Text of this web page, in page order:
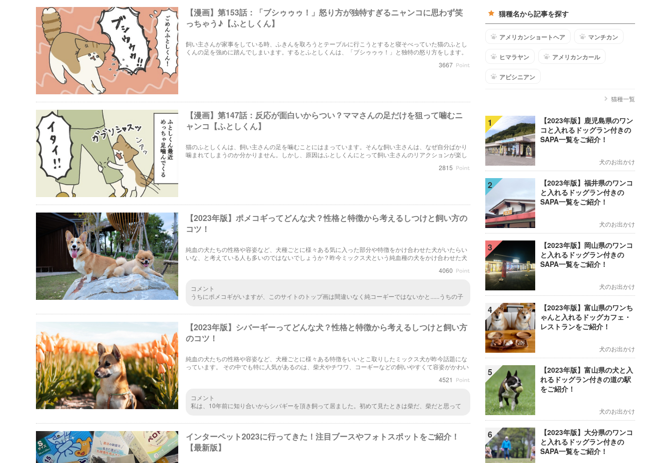
【漫画】第153話：「ブシゥゥゥ！」怒り方が独特すぎるニャンコに思わず笑
っちゃう♪【ふとしくん】
飼い主さんが家事をしている時、ふきんを取ろうとテーブルに行こうとすると寝そべっていた猫のふとし
くんの足を強めに踏んでしまいます。するとふとしくんは、「ブシゥゥゥ！」と独特の怒り方をします。
3667
【漫画】第147話：反応が面白いからつい？ママさんの足だけを狙って噛むニ
ャンコ【ふとしくん】
猫のふとしくんは、飼い主さんの足を噛むことにはまっています。そんな飼い主さんは、なぜ自分ばかり
噛まれてしまうのか分かりません。しかし、原因はふとしくんにとって飼い主さんのリアクションが楽し
2815
【2023年版】ポメコギってどんな犬？性格と特徴から考えるしつけと飼い方の
コツ！
純血の犬たちの性格や容姿など、犬種ごとに様々ある気に入った部分や特徴をかけ合わせた犬がいたらい
いな、と考えている人も多いのではないでしょうか？昨今ミックス犬という純血種の犬をかけ合わせた犬
4060
コメント
うちにポメコギがいますが、このサイトのトップ画は間違いなく純コーギーではないかと......うちの子
使うならば、ちゃんとしたポメコギちゃんを使って欲しいです......
【2023年版】シバーギーってどんな犬？性格と特徴から考えるしつけと飼い方
のコツ！
純血の犬たちの性格や容姿など、犬種ごとに様々ある特徴をいいとこ取りしたミックス犬が昨今話題にな
っています。 その中でも特に人気があるのは、柴犬やチワワ、コーギーなどの飼いやすくて容姿がかわい
4521
コメント
私は、10年前に知り合いからシバギーを頂き飼って居ました。初めて見たときは柴だ、柴だと思って
でも？病気に成り亡くなりました。頭が良く聞き分けの良い犬でしたよ。
インターペット2023に行ってきた！注目ブースやフォトスポットをご紹介！
【最新版】
猫種名から記事を探す
アメリカンショートヘア マンチカン
ヒマラヤン アメリカンカール
アビシニアン
猫種一覧
1
【2023年版】鹿児島県のワン
コと入れるドッグラン付きの
SAPA一覧をご紹介！
犬のお出かけ
2
【2023年版】福井県のワンコ
と入れるドッグラン付きの
SAPA一覧をご紹介！
犬のお出かけ
3
【2023年版】岡山県のワンコ
と入れるドッグラン付きの
SAPA一覧をご紹介！
犬のお出かけ
4
【2023年版】富山県のワンち
ゃんと入れるドッグカフェ・
レストランをご紹介！
犬のお出かけ
5
【2023年版】富山県の犬と入
れるドッグラン付きの道の駅
をご紹介！
犬のお出かけ
6
【2023年版】大分県のワンコ
と入れるドッグラン付きの
SAPA一覧をご紹介！